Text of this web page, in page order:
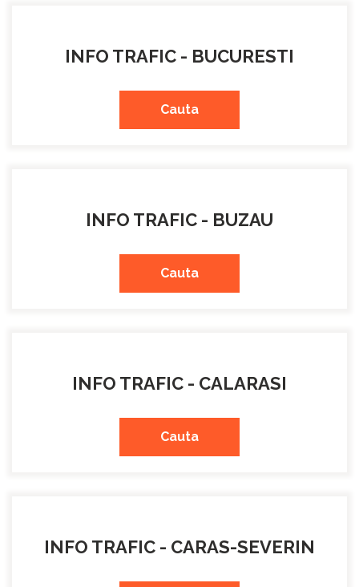
INFO TRAFIC - BUCURESTI
Cauta
INFO TRAFIC - BUZAU
Cauta
INFO TRAFIC - CALARASI
Cauta
INFO TRAFIC - CARAS-SEVERIN